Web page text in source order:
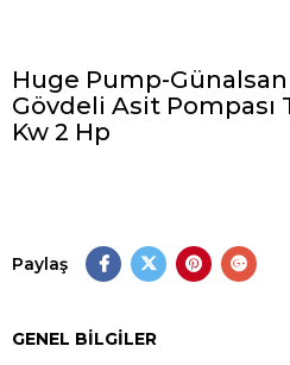
Huge Pump-Günalsan
Gövdeli Asit Pompası
Kw 2 Hp
Paylaş
GENEL BILGILER